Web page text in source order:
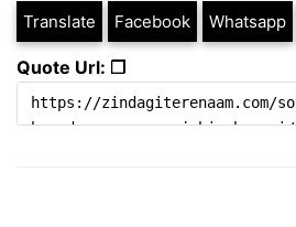
Translate Facebook Whatsapp
Quote Url: ❐